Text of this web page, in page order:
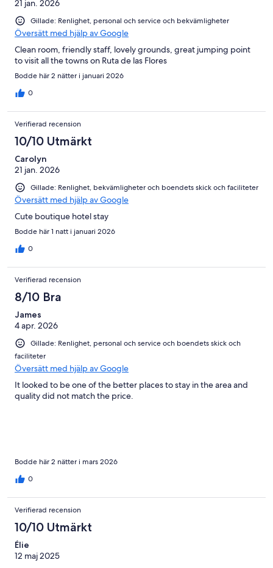
21 jan. 2026
Gillade: Renlighet, personal och service och bekvämligheter
Översätt med hjälp av Google
Clean room, friendly staff, lovely grounds, great jumping point
to visit all the towns on Ruta de las Flores
Bodde här 2 nätter i januari 2026
0
Verifierad recension
10/10 Utmärkt
Carolyn
21 jan. 2026
Gillade: Renlighet, bekvämligheter och boendets skick och faciliteter
Översätt med hjälp av Google
Cute boutique hotel stay
Bodde här 1 natt i januari 2026
0
Verifierad recension
8/10 Bra
James
4 apr. 2026
Gillade: Renlighet, personal och service och boendets skick och
faciliteter
Översätt med hjälp av Google
It looked to be one of the better places to stay in the area and
quality did not match the price.
Bodde här 2 nätter i mars 2026
0
Verifierad recension
10/10 Utmärkt
Élie
12 maj 2025